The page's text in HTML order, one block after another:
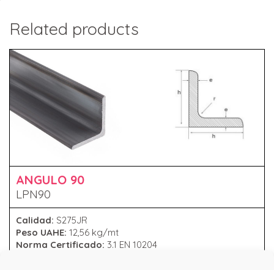
Related products
ANGULO 90
LPN90
Calidad: S275JR
Peso UAHE: 12,56 kg/mt
Norma Certificado: 3.1 EN 10204